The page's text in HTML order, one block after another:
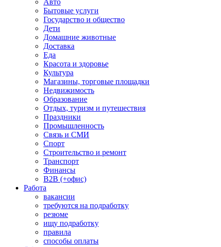
Авто
Бытовые услуги
Государство и общество
Дети
Домашние животные
Доставка
Еда
Красота и здоровье
Культура
Магазины, торговые площадки
Недвижимость
Образование
Отдых, туризм и путешествия
Праздники
Промышленность
Связь и СМИ
Спорт
Строительство и ремонт
Транспорт
Финансы
B2B (+офис)
Работа
вакансии
требуются на подработку
резюме
ищу подработку
правила
способы оплаты